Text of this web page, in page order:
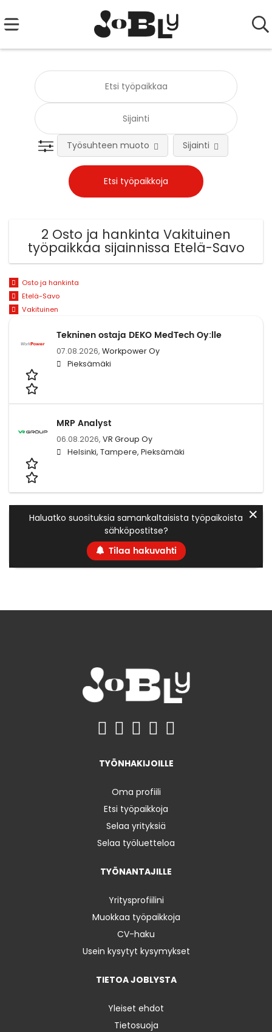
Työsuhteen muoto Sijainti
2 Osto ja hankinta Vakituinen
työpaikkaa sijainnissa Etelä-Savo
Osto ja hankinta
Etelä-Savo
Vakituinen
Tekninen ostaja DEKO MedTech Oy:lle
07.08.2026, Workpower Oy
Pieksämäki
MRP Analyst
06.08.2026, VR Group Oy
Helsinki, Tampere, Pieksämäki
Haluatko suosituksia samankaltaisista työpaikoista
sähköpostitse?
Tilaa hakuvahti
✕
TYÖNHAKIJOILLE
Oma profiili
Etsi työpaikkoja
Selaa yrityksiä
Selaa työluetteloa
TYÖNANTAJILLE
Yritysprofiilini
Muokkaa työpaikkoja
CV-haku
Usein kysytyt kysymykset
TIETOA JOBLYSTA
Yleiset ehdot
Tietosuoja